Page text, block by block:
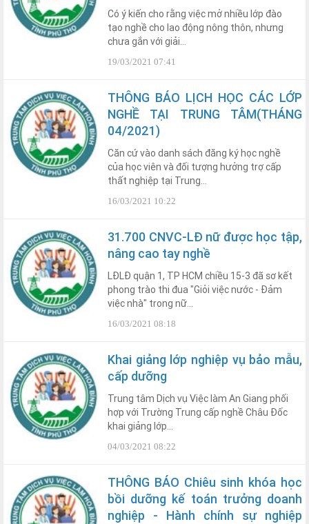
Có ý kiến cho rằng việc mở nhiều lớp đào
tạo nghề cho lao động nông thôn, nhưng
chưa gắn với giải...
19/03/2021 07:41
THÔNG BÁO LỊCH HỌC CÁC LỚP
NGHỀ TẠI TRUNG TÂM(THÁNG
04/2021)
Căn cứ vào danh sách đăng ký học nghề
của học viên và đối tượng hưởng trợ cấp
thất nghiệp tại Trung...
16/03/2021 10:22
31.700 CNVC-LĐ nữ được học tập,
nâng cao tay nghề
LĐLĐ quận 1, TP HCM chiều 15-3 đã sơ kết
phong trào thi đua "Giỏi việc nước - Đảm
việc nhà" trong nữ...
16/03/2021 08:18
Khai giảng lớp nghiệp vụ bảo mẫu,
cấp dưỡng
Trung tâm Dịch vụ Việc làm An Giang phối
hợp với Trường Trung cấp nghề Châu Đốc
khai giảng lớp...
04/03/2021 08:22
THÔNG BÁO Chiêu sinh khóa học
bồi dưỡng kế toán trưởng doanh
nghiệp - Hành chính sự nghiệp